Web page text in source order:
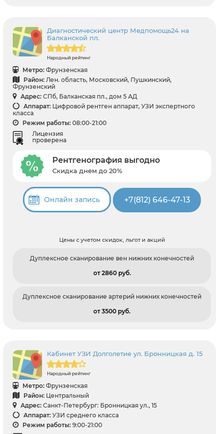
Диагностический центр Медпомощь24 на
Балканской пл.
Народный рейтинг
Метро: Фрунзенская
Район: Лен. область, Московский, Пушкинский,
Фрунзенский
Адрес: СПб, Балканская пл., дом 5 АД
Аппарат: Цифровой рентген аппарат, УЗИ экспертного
класса
Режим работы: 08:00-21:00
Лицензия
проверена
Рентгенография выгодно
Скидка днем до 20%
Онлайн запись +7(812) 646-47-13
Цены с учетом скидок, льгот и акций
Дуплексное сканирование вен нижних конечностей
от 2860 pуб.
Дуплексное сканирование артерий нижних конечностей
от 3500 pуб.
Кабинет УЗИ Долголетие ул. Бронницкая д. 15
Народный рейтинг
Метро: Фрунзенская
Район: Центральный
Адрес: Санкт-Петербург: Бронницкая ул., 15
Аппарат: УЗИ среднего класса
Режим работы: 9:00-21:00